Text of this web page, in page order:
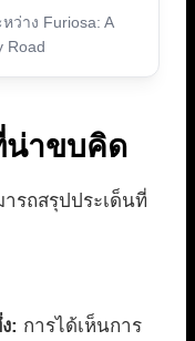
ว่าง Furiosa: A
Road
น่าขบคิด
รถสรุปประเด็นที่
: การได้เห็นการ